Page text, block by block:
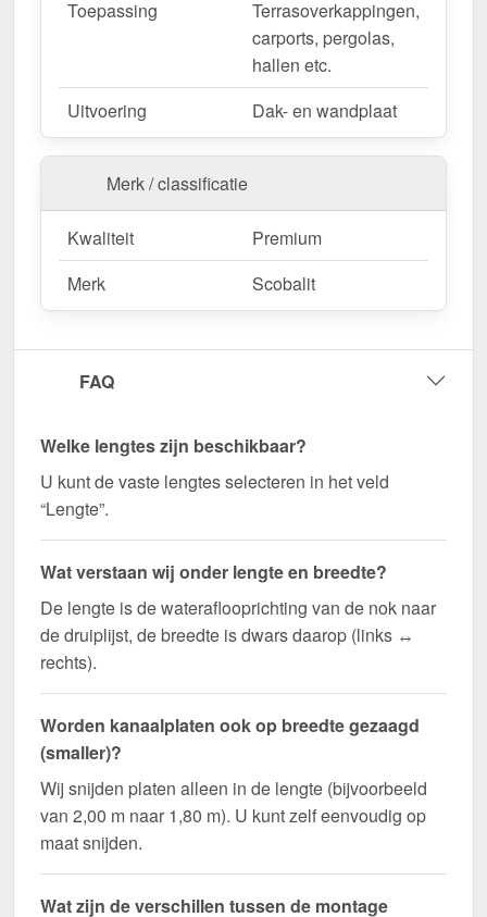
Toepassing
Terrasoverkappingen,
carports, pergolas,
hallen etc.
Uitvoering
Dak- en wandplaat
Merk / classificatie
Kwaliteit
Premium
Merk
Scobalit
FAQ
Welke lengtes zijn beschikbaar?
U kunt de vaste lengtes selecteren in het veld
“Lengte”.
Wat verstaan wij onder lengte en breedte?
De lengte is de wateraflooprichting van de nok naar
de druiplijst, de breedte is dwars daarop (links ↔
rechts).
Worden kanaalplaten ook op breedte gezaagd
(smaller)?
Wij snijden platen alleen in de lengte (bijvoorbeeld
van 2,00 m naar 1,80 m). U kunt zelf eenvoudig op
maat snijden.
Wat zijn de verschillen tussen de montage